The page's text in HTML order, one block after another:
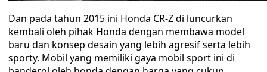
Dan pada tahun 2015 ini Honda CR-Z di luncurkan
kembali oleh pihak Honda dengan membawa model
baru dan konsep desain yang lebih agresif serta lebih
sporty. Mobil yang memiliki gaya mobil sport ini di